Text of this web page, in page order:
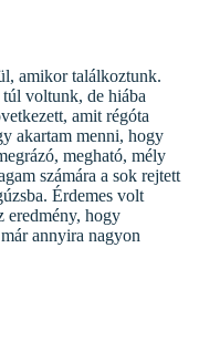
amikor találkoztunk.
voltunk, de hiába
amit régóta
akartam menni, hogy
megható, mély
számára a sok rejtett
Érdemes volt
eredmény, hogy
annyira nagyon